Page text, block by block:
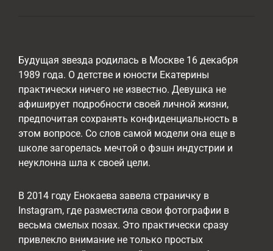
Будущая звезда родилась в Москве 16 декабря
1989 года. О детстве и юности Екатерины
практически ничего не известно. Девушка не
афиширует подробности своей личной жизни,
предпочитая сохранять конфиденциальность в
этом вопросе. Со слов самой модели она еще в
школе загорелась мечтой о фэшн индустрии и
неуклонна шла к своей цели.
В 2014 году Енокаева завела страничку в
Instagram, где разместила свои фотографии в
весьма смелых позах. Это практически сразу
привлекло внимание не только простых